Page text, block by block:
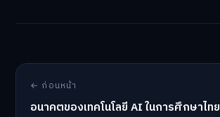
← ก่อนหน้า
อนาคตของเทคโนโลยี AI ในการศึกษาไทย